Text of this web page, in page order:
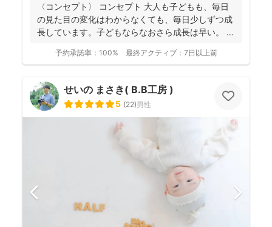
〈コンセプト〉 コンセプト 大人も子どもも、毎日
の見た目の変化はわからなくても、毎日少しずつ成
長しています。子どもならなおさら成長は早い。
予約承諾率： 100% 最終アクティブ： 7日以上前
せいの まさき( B.B工房 )
5 (22)男性